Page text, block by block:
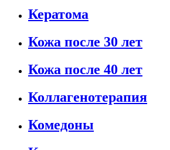
Кератома
Кожа после 30 лет
Кожа после 40 лет
Коллагенотерапия
Комедоны